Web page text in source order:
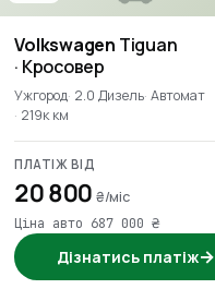
Volkswagen Tiguan
· Кросовер
Ужгород 2.0 Дизель Автомат
219к км
ПЛАТІЖ ВІД
20 800₴/міс
Ціна авто 687 000 ₴
Дізнатись платіж→